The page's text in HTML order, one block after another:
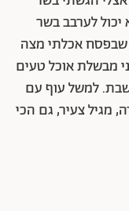
יכול לערבב בשר
שבפסח אכלתי מצה
מבשלת אוכל טעים
למשל עוף עם
מגיל צעיר, גם הכי